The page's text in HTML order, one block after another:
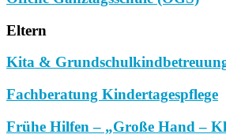
Eltern
Kita &
Fachberatung Kindertagespflege
Frühe Hilfen – „Große Hand –